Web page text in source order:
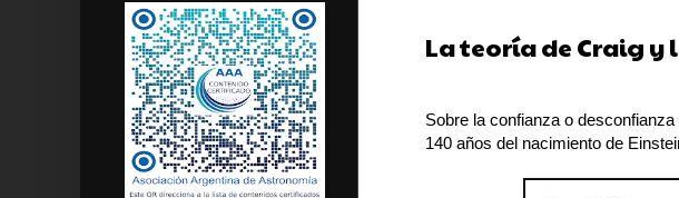
La teoría de Craig
Sobre la confianza o
140 años del nacimiento de